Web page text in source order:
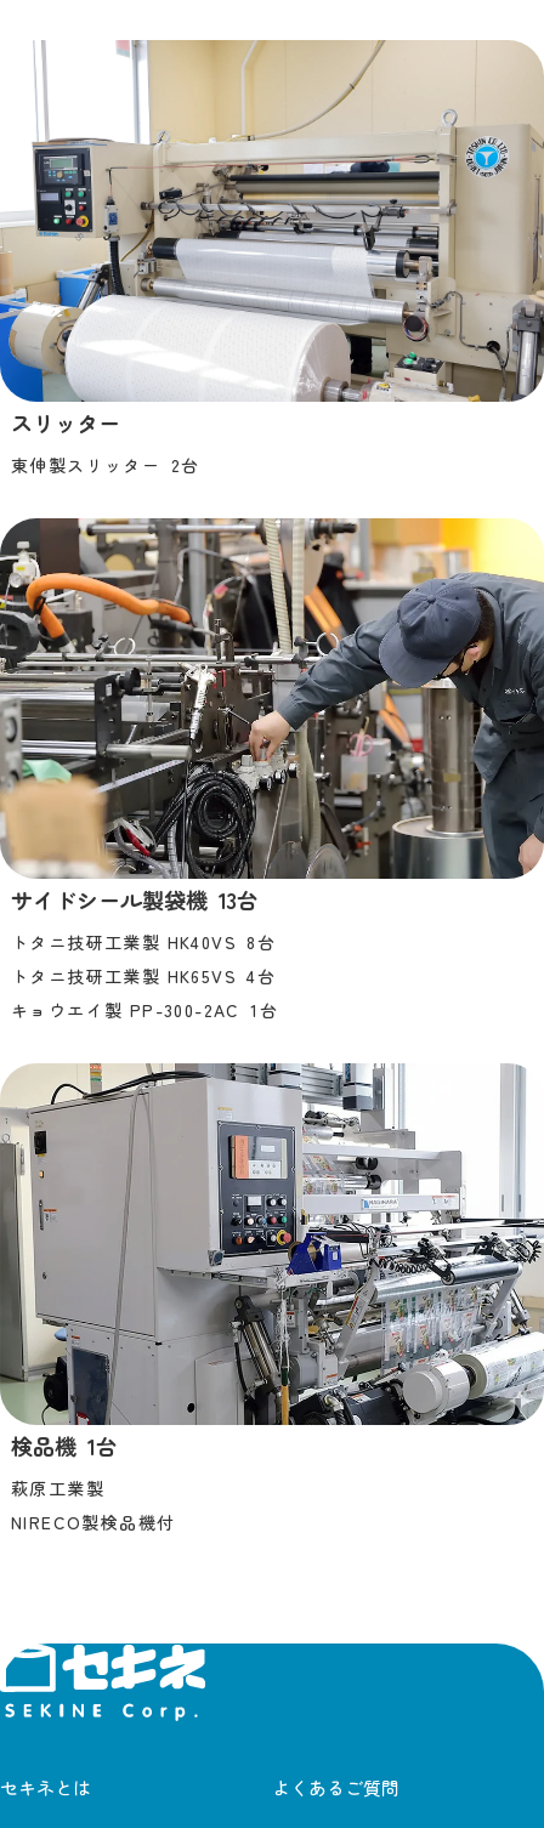
スリッター
東伸製スリッター 2台
サイドシール製袋機 13台
トタニ技研工業製 HK40VS 8台
トタニ技研工業製 HK65VS 4台
キョウエイ製 PP-300-2AC 1台
検品機 1台
萩原工業製
NIRECO製検品機付
セキネとは
よくあるご質問